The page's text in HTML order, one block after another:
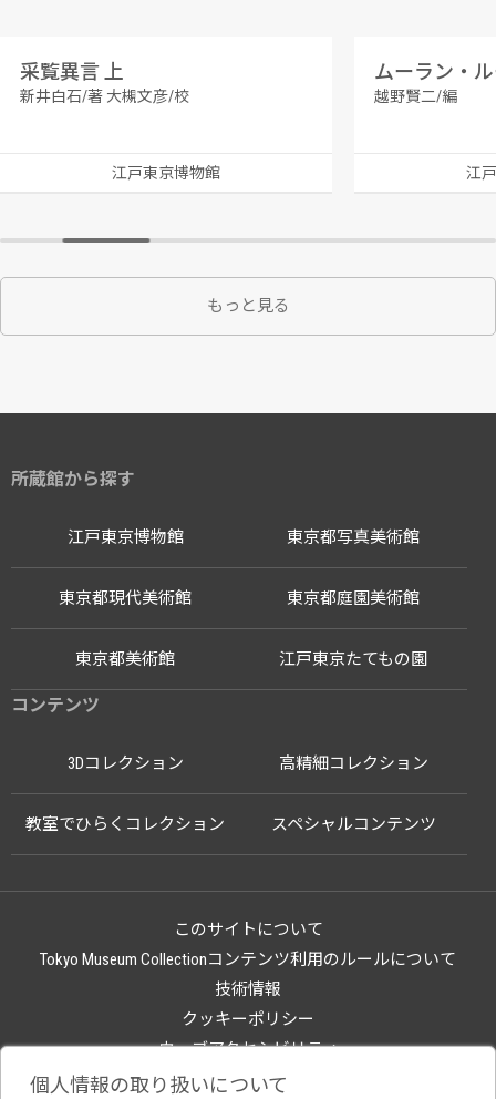
采覧異言 上
新井白石/著 大槻文彦/校
江戸東京博物館
越野賢二/編
江
もっと見る
所蔵館から探す
江戸東京博物館
江戸東京たてもの園
東京都写真美術館
東京都現代美術館 東京都庭園美術館
東京都美術館
コンテンツ
3Dコレクション 高精細コレクション
教室でひらくコレクション スペシャルコンテンツ
このサイトについて
Tokyo Museum Collectionコンテンツ利用のルールについて
技術情報
クッキーポリシー
ウェブアクセシビリティ
関連サイト
個人情報の取り扱いについて